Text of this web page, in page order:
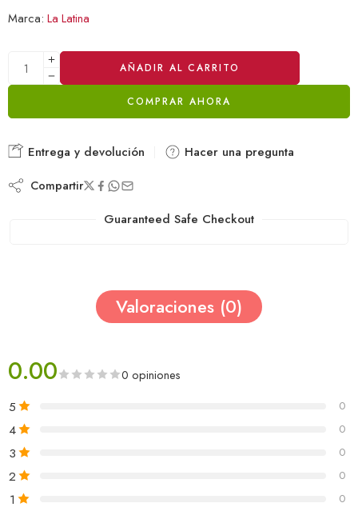
Marca: La Latina
AÑADIR AL CARRITO
COMPRAR AHORA
Alternative:
Entrega y devolución Hacer una pregunta
Compartir
Guaranteed Safe Checkout
Valoraciones (0)
0.00 0 opiniones
5 0
4 0
3 0
2 0
1 0